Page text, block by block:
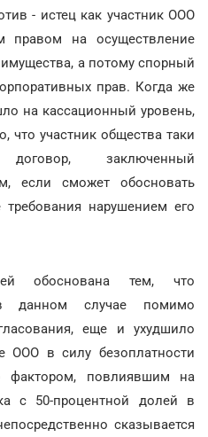
- истец как участник ООО
правом на осуществление
а потому спорный
прав. Когда же
на кассационный уровень,
что участник общества таки
заключенный
если сможет обосновать
нарушением его
обоснована тем, что
данном случае помимо
еще и ухудшило
ООО в силу безоплатности
фактором, повлиявшим на
с 50-процентной долей в
сказывается